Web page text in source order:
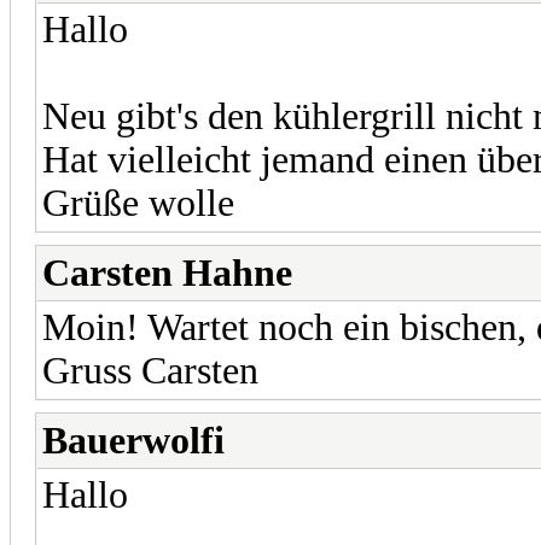
Hallo
Neu gibt's den kühlergrill nicht
Hat vielleicht jemand einen
Grüße wolle
Carsten Hahne
Moin! Wartet noch ein bischen,
Gruss Carsten
Bauerwolfi
Hallo